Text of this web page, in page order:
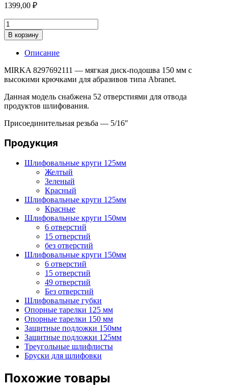
1399,00 ₽
Количество
товара
Опорная
тарелка
MIRKA,
52
В корзину
Описание
MIRKA 8297692111 — мягкая диск-подошва 150 мм с
высокими крючками для абразивов типа Abranet.
Данная модель снабжена 52 отверстиями для отвода
продуктов шлифования.
Присоединительная резьба — 5/16″
Продукция
Шлифовальные круги 125мм
Желтый
Зеленый
Красный
Шлифовальные круги 125мм
Красные
Шлифовальные круги 150мм
6 отверстий
15 отверстий
без отверстий
Шлифовальные круги 150мм
6 отверстий
15 отверстий
49 отверстий
Без отверстий
Шлифовальные губки
Опорные тарелки 125 мм
Опорные тарелки 150 мм
Защитные подложки 150мм
Защитные подложки 125мм
Треугольные шлифлисты
Бруски для шлифовки
Похожие товары